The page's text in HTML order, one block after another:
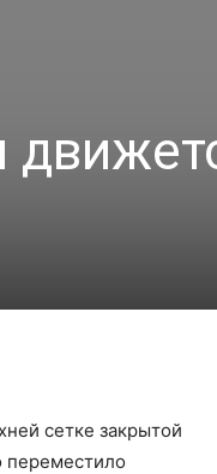
сетке закрытой
переместило